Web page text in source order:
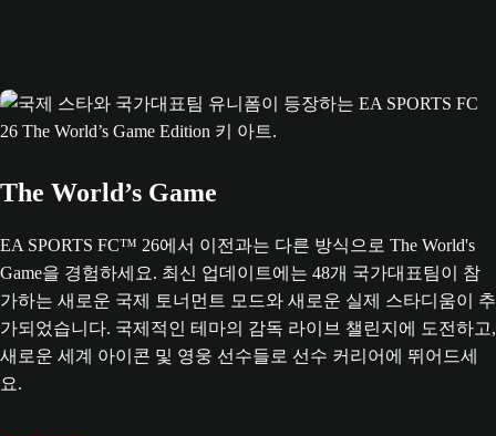
The World’s Game
EA SPORTS FC™ 26에서 이전과는 다른 방식으로 The World's
Game을 경험하세요. 최신 업데이트에는 48개 국가대표팀이 참
가하는 새로운 국제 토너먼트 모드와 새로운 실제 스타디움이 추
가되었습니다. 국제적인 테마의 감독 라이브 챌린지에 도전하고,
새로운 세계 아이콘 및 영웅 선수들로 선수 커리어에 뛰어드세
요.